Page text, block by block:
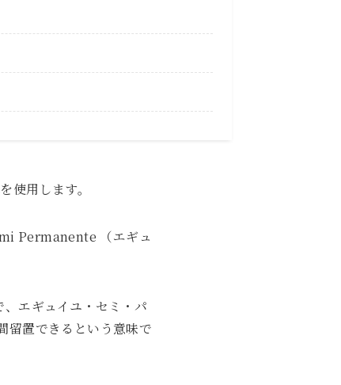
用します。
Permanente （エギュ
エギュイユ・セミ・パ
留置できるという意味で